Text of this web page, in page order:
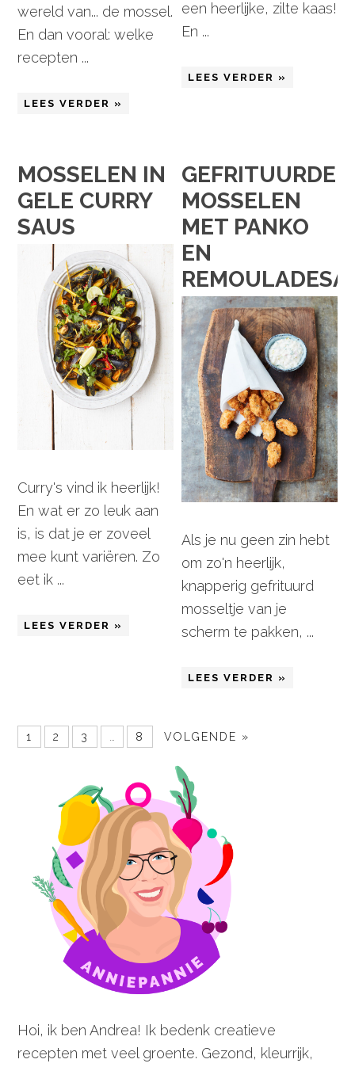
wereld van... de mossel.
En dan vooral: welke
recepten ...
LEES VERDER »
een heerlijke, zilte kaas!
En ...
LEES VERDER »
MOSSELEN IN
GELE CURRY
SAUS
Curry's vind ik heerlijk!
En wat er zo leuk aan
is, is dat je er zoveel
mee kunt variëren. Zo
eet ik ...
LEES VERDER »
GEFRITUURDE
MOSSELEN
MET PANKO
EN
Als je nu geen zin hebt
om zo'n heerlijk,
knapperig gefrituurd
mosseltje van je
scherm te pakken, ...
LEES VERDER »
1 2 3 8 VOLGENDE »
Hoi, ik ben Andrea! Ik bedenk creatieve
recepten met veel groente. Gezond, kleurrijk,